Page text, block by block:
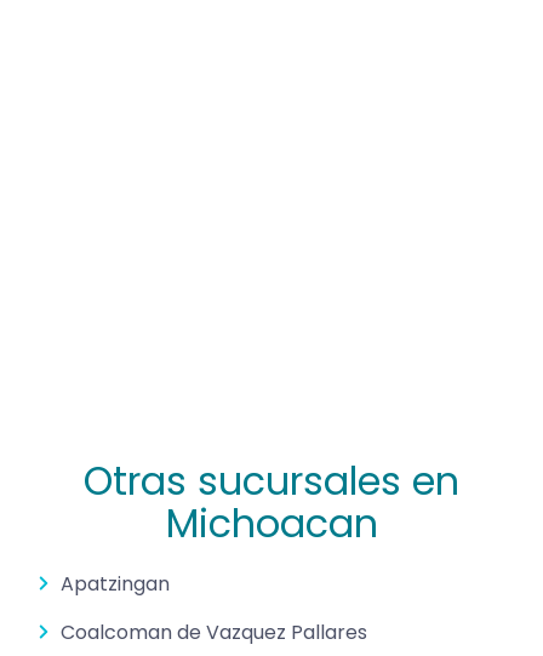
Otras sucursales en
Michoacan
Apatzingan
Coalcoman de Vazquez Pallares